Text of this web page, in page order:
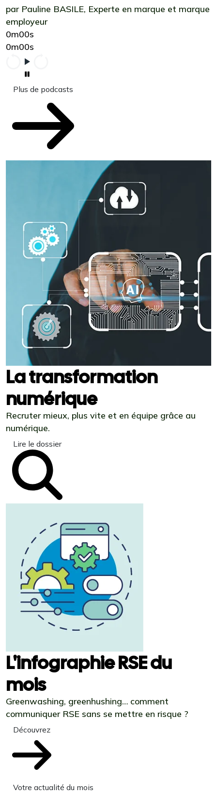
par Pauline BASILE, Experte en marque et marque
employeur
0m00s
0m00s
Plus de podcasts
La transformation
numérique
Recruter mieux, plus vite et en équipe grâce au
numérique.
Lire le dossier
L'infographie RSE du
mois
Greenwashing, greenhushing… comment
communiquer RSE sans se mettre en risque ?
Découvrez
Votre actualité du mois